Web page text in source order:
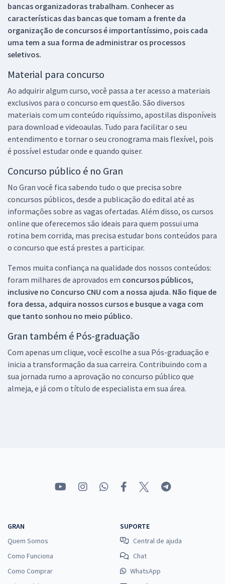
bancas organizadoras trabalham. Conhecer as
características das bancas que tomam a frente da
organização de concursos é importantíssimo, pois cada
uma tem a sua forma de administrar os processos
seletivos.
Material para concurso
Ao adquirir algum curso, você passa a ter acesso a materiais
exclusivos para o concurso em questão. São diversos
materiais com um conteúdo riquíssimo, apostilas disponíveis
para download e videoaulas. Tudo para facilitar o seu
entendimento e tornar o seu cronograma mais flexível, pois
é possível estudar onde e quando quiser.
Concurso público é no Gran
No Gran você fica sabendo tudo o que precisa sobre
concursos públicos, desde a publicação do edital até as
informações sobre as vagas ofertadas. Além disso, os cursos
online que oferecemos são ideais para quem possui uma
rotina bem corrida, mas precisa estudar bons conteúdos para
o concurso que está prestes a participar.
Temos muita confiança na qualidade dos nossos conteúdos:
foram milhares de aprovados em concursos públicos,
inclusive no Concurso CNU com a nossa ajuda. Não fique de
fora dessa, adquira nossos cursos e busque a vaga com
que tanto sonhou no meio público.
Gran também é Pós-graduação
Com apenas um clique, você escolhe a sua Pós-graduação e
inicia a transformação da sua carreira. Contribuindo com a
sua jornada rumo a aprovação no concurso público que
almeja, e já com o título de especialista em sua área.
GRAN
Quem Somos
Como Funciona
Como Comprar
SUPORTE
Central de ajuda
Chat
WhatsApp